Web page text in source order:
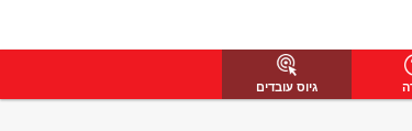
גיוס עובדים